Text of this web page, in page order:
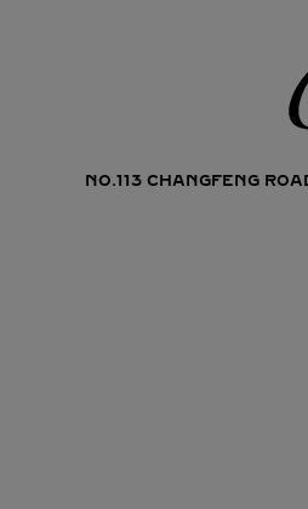
NO.113 CHANGFENG